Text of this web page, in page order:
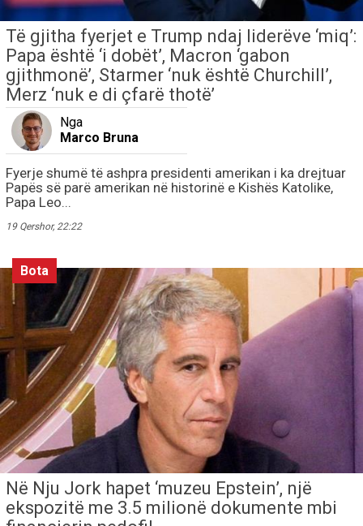
Të gjitha fyerjet e Trump ndaj liderëve ‘miq’:
Papa është ‘i dobët’, Macron ‘gabon
gjithmonë’, Starmer ‘nuk është Churchill’,
Merz ‘nuk e di çfarë thotë’
Nga
Marco Bruna
Fyerje shumë të ashpra presidenti amerikan i ka drejtuar
Papës së parë amerikan në historinë e Kishës Katolike,
Papa Leo...
19 Qershor, 22:22
Bota
Në Nju Jork hapet ‘muzeu Epstein’, një
ekspozitë me 3.5 milionë dokumente mbi